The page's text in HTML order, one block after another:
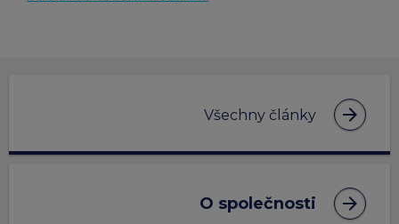
Všechny články arrow_forward
O společnosti arrow_forward